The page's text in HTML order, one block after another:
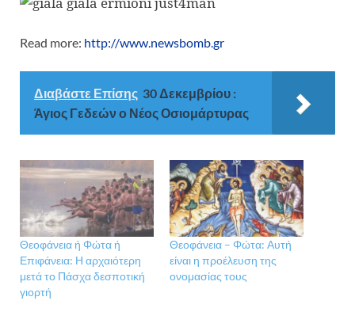
Read more: http://www.newsbomb.gr
Διαβάστε Επίσης 30 Δεκεμβρίου :
Άγιος Γεδεών ο Νέος Οσιομάρτυρας
Θεοφάνεια ή Φώτα ή
Επιφάνεια: Η αρχαιότερη
μετά το Πάσχα δεσποτική
γιορτή
Θεοφάνεια – Φώτα: Αυτή
είναι η προέλευση της
ονομασίας τους